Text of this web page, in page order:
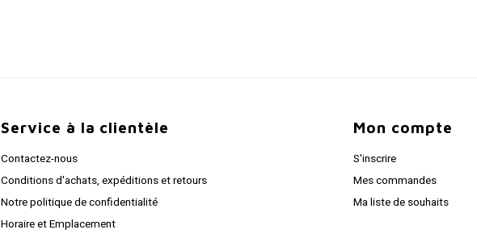
Service à la clientèle
Contactez-nous
Conditions d'achats, expéditions et retours
Notre politique de confidentialité
Horaire et Emplacement
Mon compte
S'inscrire
Mes commandes
Ma liste de souhaits